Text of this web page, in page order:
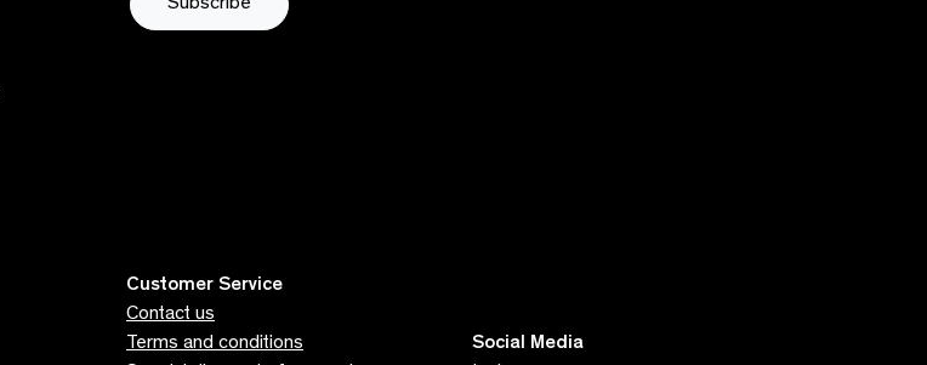
Customer Service
Contact us
Terms and conditions
Social Media